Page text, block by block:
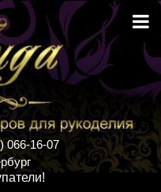
066-16-07